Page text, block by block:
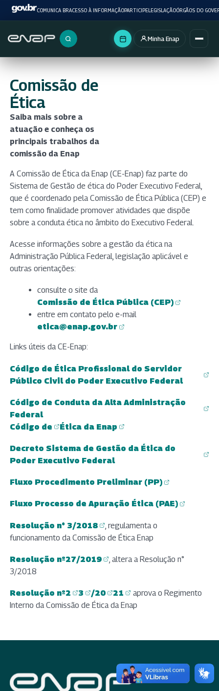
COMUNICA BRACESSO À INFORMAÇÃOPARTICIPELEGISLAÇÃOÓRGÃOS DO
Buscar no portal
Minha Enap
Comissão de
Ética
Saiba mais sobre a
atuação e conheça os
principais trabalhos da
comissão da Enap
A Comissão de Ética da Enap (CE-Enap) faz parte do
Sistema de Gestão de ética do Poder Executivo Federal,
que é coordenado pela Comissão de Ética Pública (CEP) e
tem como finalidade promover atividades que dispõe
sobre a conduta ética no âmbito do Executivo Federal.
Acesse informações sobre a gestão da ética na
Administração Pública Federal, legislação aplicável e
outras orientações:
consulte o site da
Comissão de Ética Pública (CEP)
(abre em nova aba)
entre em contato pelo e-mail
etica@enap.gov.br
(abre em nova aba)
Links úteis da CE-Enap:
Código de Ética Profissional do Servidor
Público Civil do Poder Executivo Federal
(abre em nova aba)
Código de Conduta da Alta Administração
Federal
(abre em nova aba)
Código de
(abre em nova aba)
Ética da Enap
(abre em nova aba)
Decreto Sistema de Gestão da Ética do
Poder Executivo Federal
(abre em nova aba)
Fluxo Procedimento Preliminar (PP)
(abre em nova aba)
Fluxo Processo de Apuração Ética (PAE)
(abre em nova aba)
Resolução n° 3/2018
(abre em nova aba)
, regulamenta o
funcionamento da Comissão de Ética Enap
Resolução nº27/2019
(abre em nova aba)
, altera a Resolução n°
3/2018
Resolução nº2
(abre em nova aba)
3
(abre em nova aba)
/20
(abre em nova aba)
21
(abre em nova aba)
aprova o Regimento
Interno da Comissão de Ética da Enap